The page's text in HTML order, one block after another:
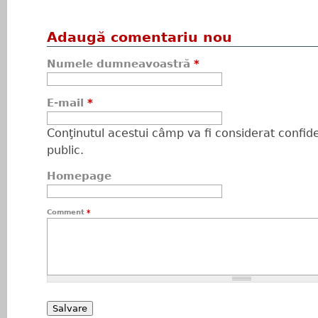
Adaugă comentariu nou
Numele dumneavoastră *
E-mail *
Conţinutul acestui câmp va fi considerat
public.
Homepage
Comment *